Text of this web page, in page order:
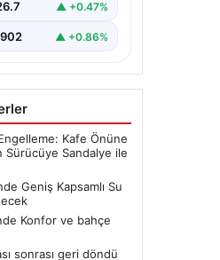
▲ +0.47%
▲ +0.86%
Kafe Önüne
Sürücüye Sandalye ile
Geniş Kapsamlı Su
Konfor ve bahçe
sonrası geri döndü